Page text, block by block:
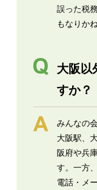
誤った税
もなりか
大阪以
すか？
みんなの
大阪駅、
阪府や兵
す。一方
電話・メ